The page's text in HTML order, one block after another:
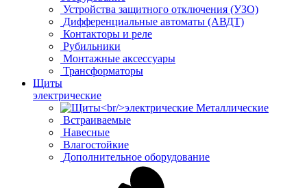
Устройства защитного отключения (УЗО)
Дифференциальные автоматы (АВДТ)
Контакторы и реле
Рубильники
Монтажные аксессуары
Трансформаторы
Щиты
электрические
Металлические
Встраиваемые
Навесные
Влагостойкие
Дополнительное оборудование